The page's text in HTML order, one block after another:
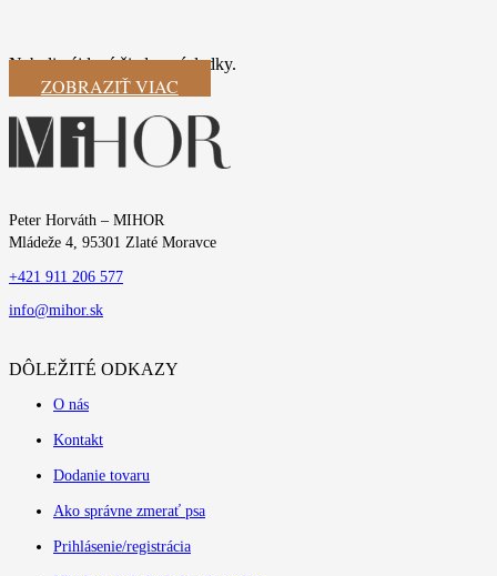
Neboli nájdené žiadne výsledky.
ZOBRAZIŤ VIAC
Peter Horváth – MIHOR
Mládeže 4, 95301 Zlaté Moravce
+421 911 206 577
info@mihor.sk
DÔLEŽITÉ ODKAZY
O nás
Kontakt
Dodanie tovaru
Ako správne zmerať psa
Prihlásenie/registrácia